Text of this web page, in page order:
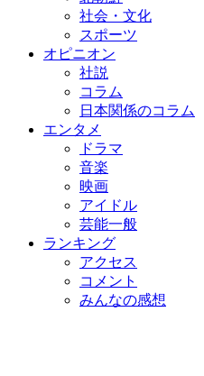
社会・文化
スポーツ
オピニオン
社説
コラム
日本関係のコラム
エンタメ
ドラマ
音楽
映画
アイドル
芸能一般
ランキング
アクセス
コメント
みんなの感想